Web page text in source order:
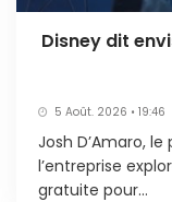
Disney dit
5 Août. 2026 • 19:46
Josh D’Amaro,
l’entreprise
gratuite pour...